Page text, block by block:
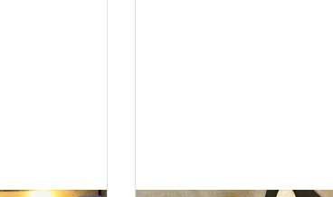
Elaborazio gazienak: